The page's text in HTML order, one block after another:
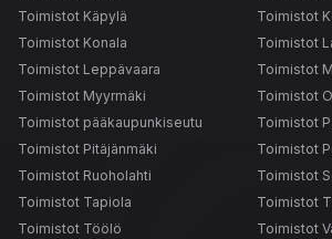
Toimistot Käpylä
Toimistot
Toimistot Konala
Toimistot
Toimistot Leppävaara
Toimistot
Toimistot Myyrmäki
Toimistot
Toimistot pääkaupunkiseutu
Toimistot
Toimistot Pitäjänmäki
Toimistot
Toimistot Ruoholahti
Toimistot
Toimistot Tapiola
Toimistot
Toimistot Töölö
Toimistot